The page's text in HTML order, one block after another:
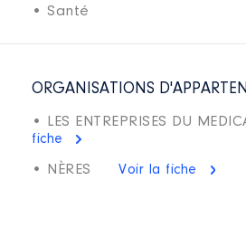
• Santé
ORGANISATIONS
• LES ENTREPRISES DU
fiche
• NÈRES Voir la fiche